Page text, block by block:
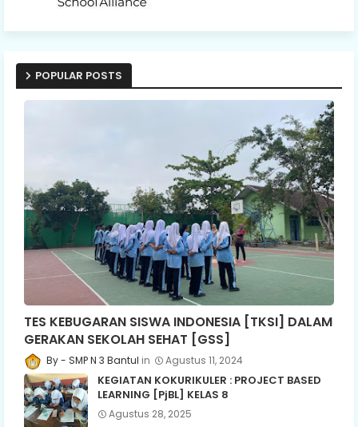
POPULAR POSTS
TES KEBUGARAN SISWA INDONESIA [TKSI] DALAM
GERAKAN SEKOLAH SEHAT [GSS]
SMP N 3 Bantul Agustus 11, 2024
KEGIATAN KOKURIKULER : PROJECT BASED
LEARNING [PjBL] KELAS 8
Agustus 28, 2025